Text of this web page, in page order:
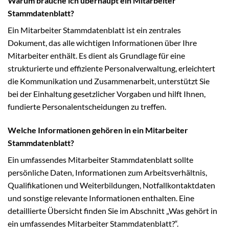
Stammdatenblatt?
Ein Mitarbeiter Stammdatenblatt ist ein zentrales
Dokument, das alle wichtigen Informationen über Ihre
Mitarbeiter enthält. Es dient als Grundlage für eine
strukturierte und effiziente Personalverwaltung, erleichtert
die Kommunikation und Zusammenarbeit, unterstützt Sie
bei der Einhaltung gesetzlicher Vorgaben und hilft Ihnen,
fundierte Personalentscheidungen zu treffen.
Welche Informationen gehören in ein Mitarbeiter
Stammdatenblatt?
Ein umfassendes Mitarbeiter Stammdatenblatt sollte
persönliche Daten, Informationen zum Arbeitsverhältnis,
Qualifikationen und Weiterbildungen, Notfallkontaktdaten
und sonstige relevante Informationen enthalten. Eine
detaillierte Übersicht finden Sie im Abschnitt „Was gehört in
ein umfassendes Mitarbeiter Stammdatenblatt?“.